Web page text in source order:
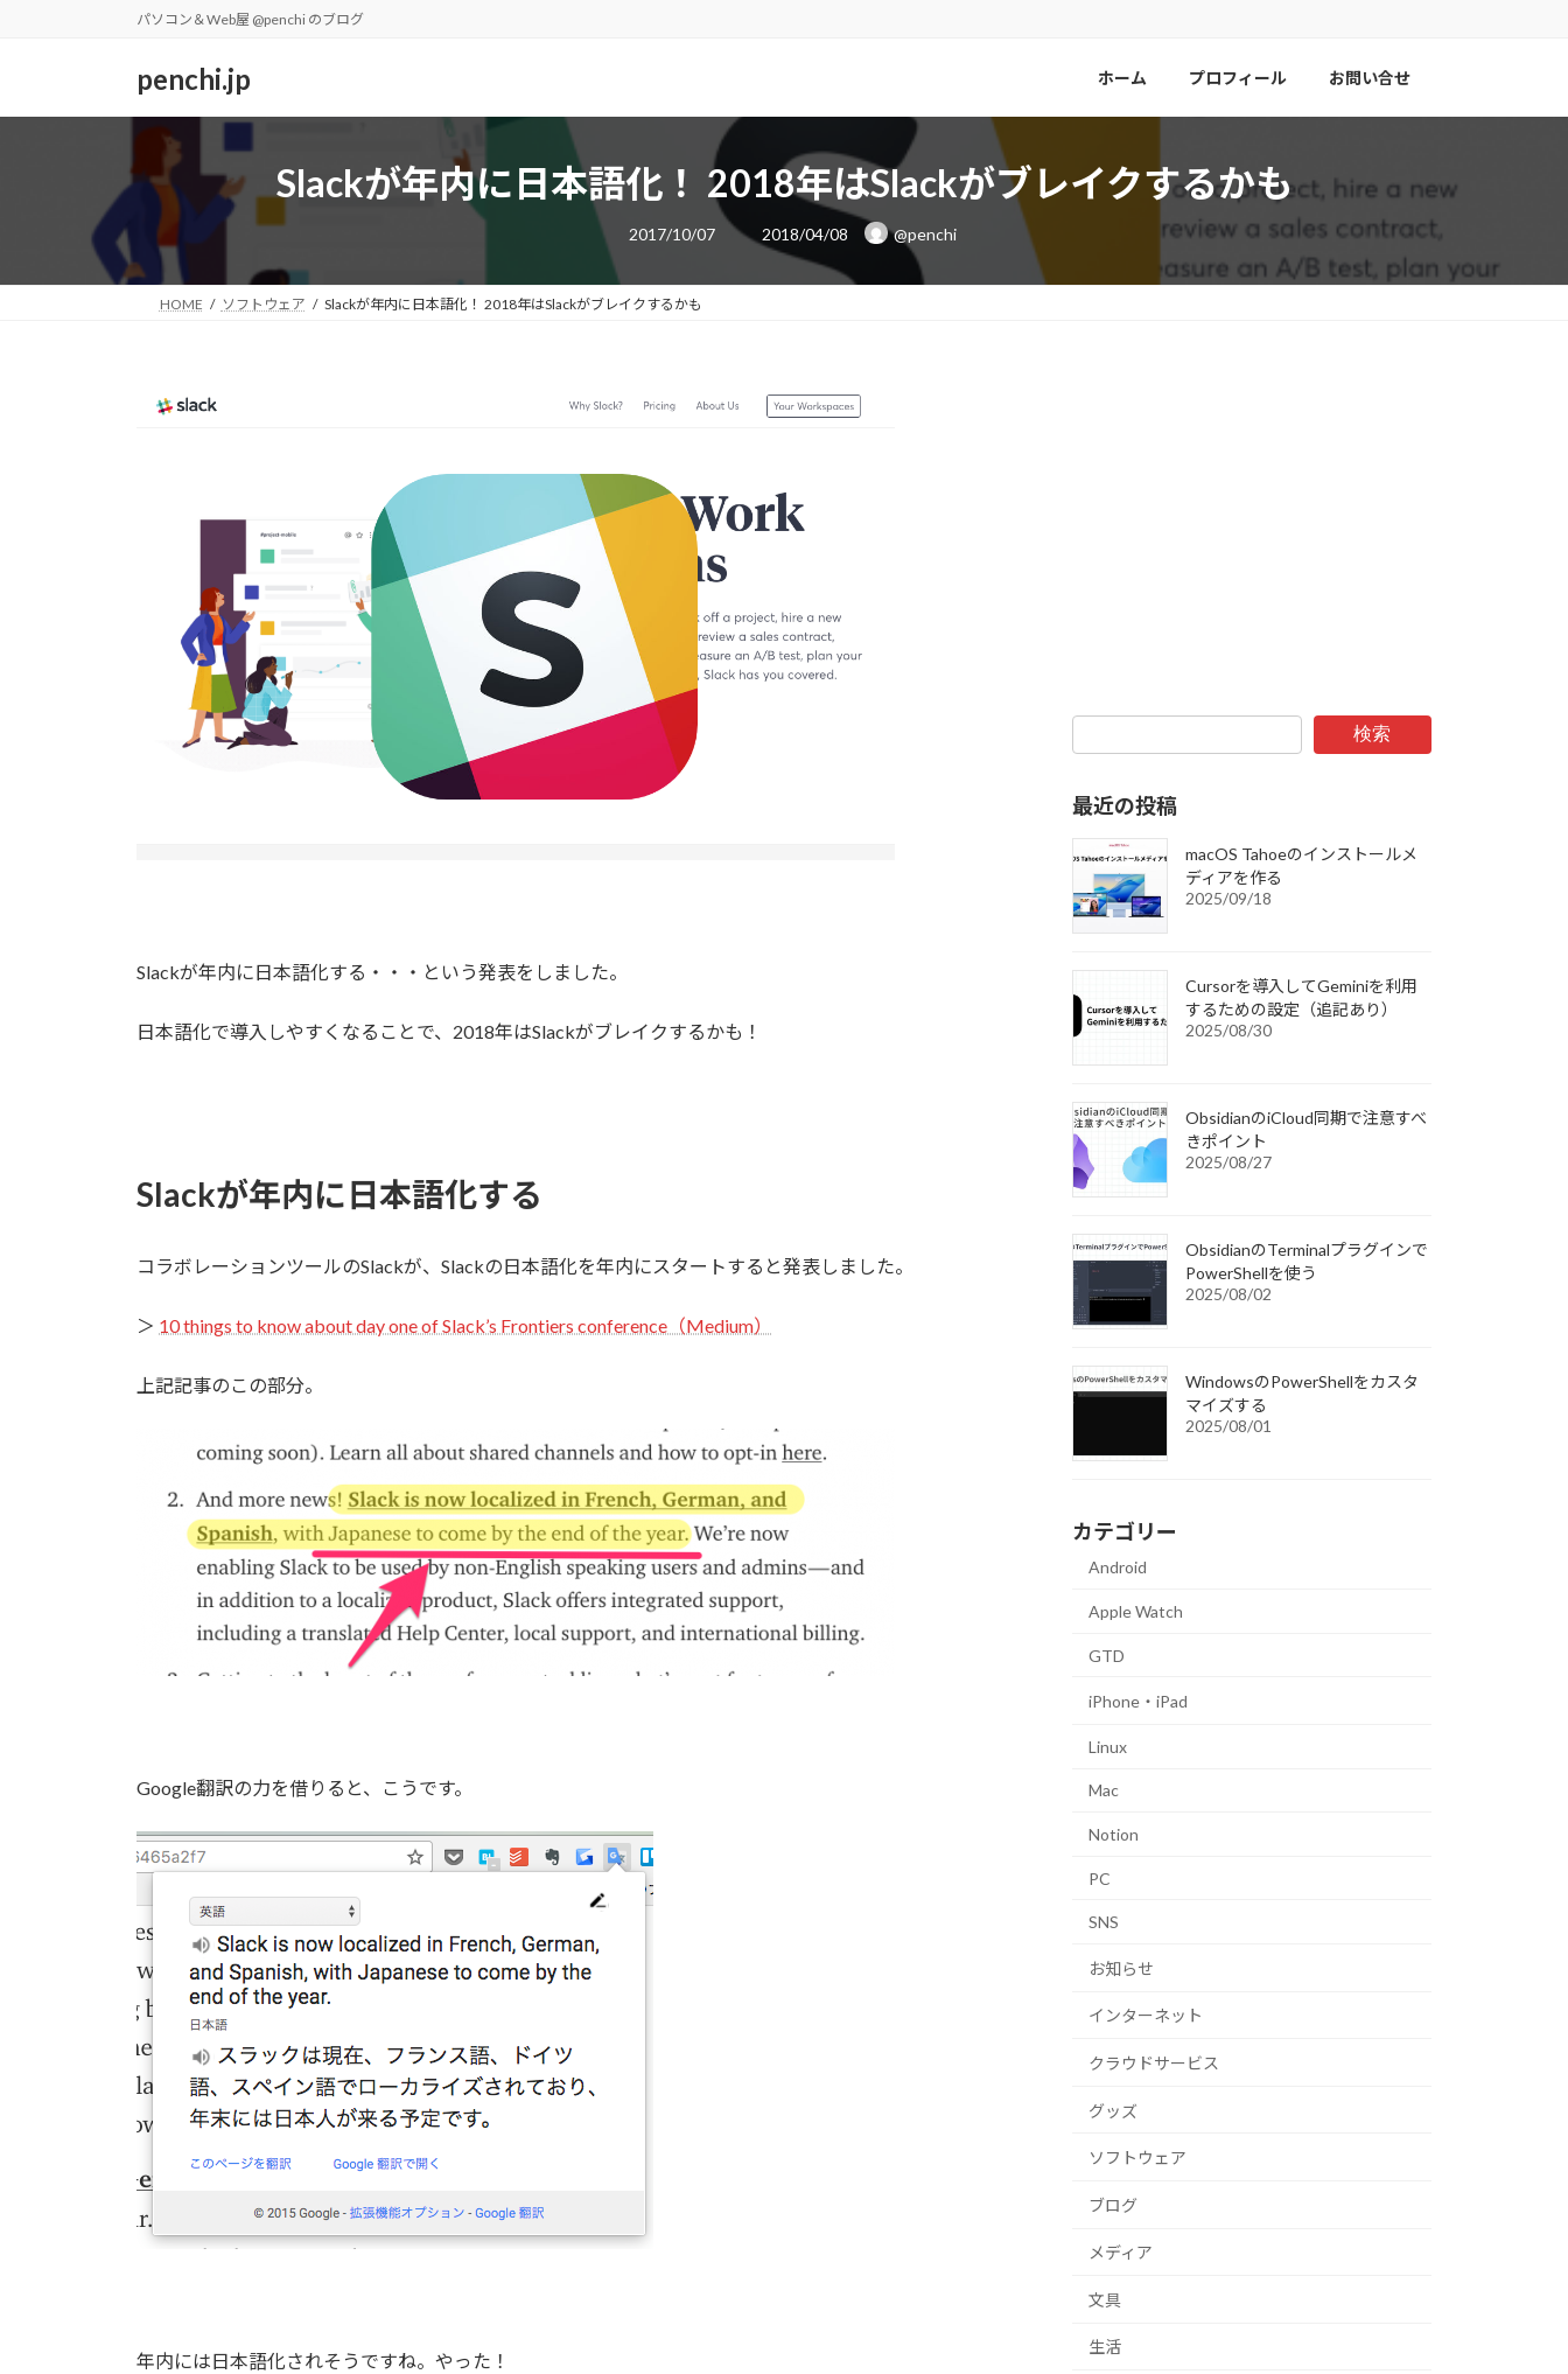
パソコン＆Web屋 @penchi のブログ
penchi.jp ホーム プロフィール お問い合せ
Slackが年内に日本語化！ 2018年はSlackがブレイクするかも
2017/10/07
最
終
更
日
2018/04/08 @penchi
HOME ソフトウェア Slackが年内に日本語化！ 2018年はSlackがブレイクするかも
Slackが年内に日本語化する・・・という発表をしました。
日本語化で導入しやすくなることで、2018年はSlackがブレイクするかも！
Slackが年内に日本語化する
コラボレーションツールのSlackが、Slackの日本語化を年内にスタートすると発表しました。
＞ 10 things to know about day one of Slack’s Frontiers conference（Medium）
上記記事のこの部分。
Google翻訳の力を借りると、こうです。
年内には日本語化されそうですね。やった！
検索
最近の投稿
macOS Tahoeのインストールメ
ディアを作る
2025/09/18
Cursorを導入してGeminiを利用
するための設定（追記あり）
2025/08/30
ObsidianのiCloud同期で注意すべ
きポイント
2025/08/27
ObsidianのTerminalプラグインで
PowerShellを使う
2025/08/02
WindowsのPowerShellをカスタ
マイズする
2025/08/01
カテゴリー
Android
Apple Watch
GTD
iPhone・iPad
Linux
Mac
Notion
PC
SNS
お知らせ
インターネット
クラウドサービス
グッズ
ソフトウェア
ブログ
メディア
文具
生活